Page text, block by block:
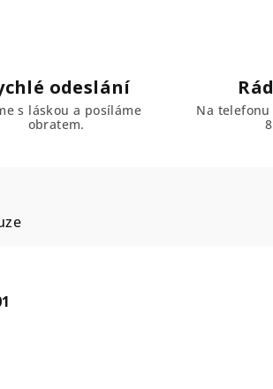
odeslání
s láskou a posíláme
obratem.
Na